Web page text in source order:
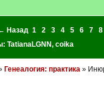
Назад 1 2 3 4 5 6 7 8
TatianaLGNN, coika
Генеалогия: практика»